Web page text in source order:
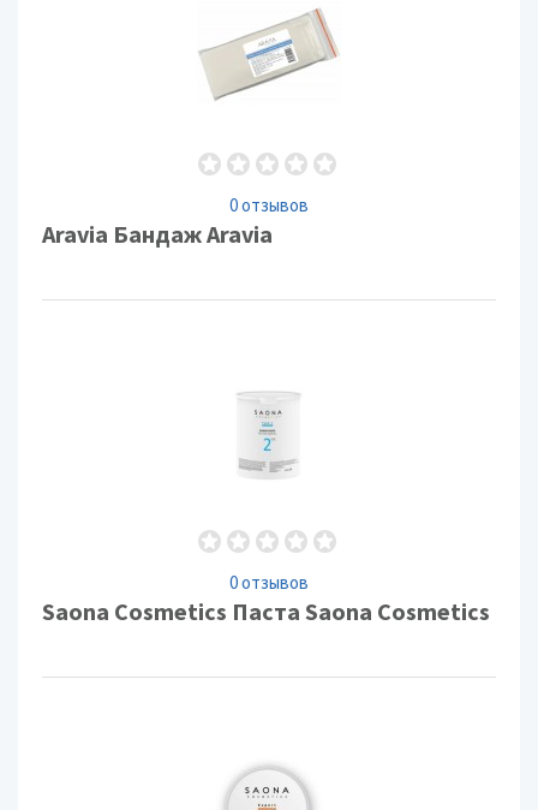
0 отзывов
Aravia Бандаж Aravia
0 отзывов
Saona Cosmetics Паста Saona Cosmetics